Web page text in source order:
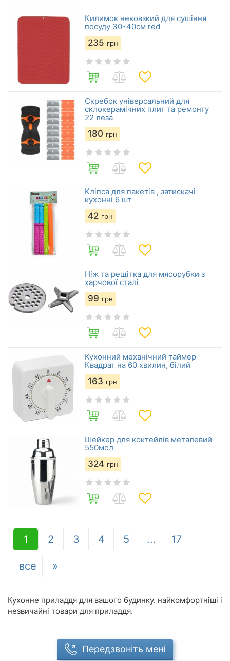
Килимок нековзкий для сушіння
посуду 30*40см red
235 грн
Скребок універсальний для
склокерамічних плит та ремонту
22 леза
180 грн
Кліпса для пакетів , затискачі
кухонні 6 шт
42 грн
Ніж та рещітка для мясорубки з
харчової сталі
99 грн
Кухонний механічний таймер
Квадрат на 60 хвилин, білий
163 грн
Шейкер для коктейлів металевий
550мол
324 грн
1 2 3 4 5 ... 17
все »
Кухонне приладдя для вашого будинку. найкомфортніші і
незвичайні товари для приладдя.
Передзвоніть мені